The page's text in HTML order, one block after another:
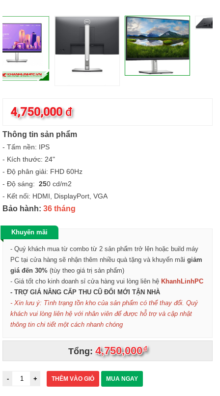
4,750,000đ
Thông tin sản phẩm
- Tấm nền: IPS
- Kích thước: 24"
- Độ phân giải: FHD 60Hz
- Độ sáng: 250 cd/m2
- Kết nối: HDMI, DisplayPort, VGA
Bảo hành: 36 tháng
Khuyến mãi
- Quý khách mua từ combo từ 2 sản phẩm trở lên hoặc build máy
PC tại cửa hàng sẽ nhận thêm nhiều quà tặng và khuyến mãi giảm
giá đến 30% (tùy theo giá trị sản phẩm)
- Giá tốt cho kinh doanh sỉ cửa hàng vui lòng liên hệ KhanhLinhPC
- TRỢ GIÁ NÂNG CẤP THU CŨ ĐỔI MỚI TẬN NHÀ
- Xin lưu ý: Tình trạng tồn kho của sản phẩm có thể thay đổi. Quý
khách vui lòng liên hệ với nhân viên để được hỗ trợ và cập nhật
thông tin chi tiết một cách nhanh chóng
Tổng: 4,750,000đ
THÊM VÀO GIỎ MUA NGAY